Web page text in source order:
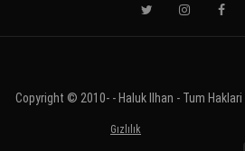
Copyright © 2010- - Haluk Ilhan - Tum
Gızlılık